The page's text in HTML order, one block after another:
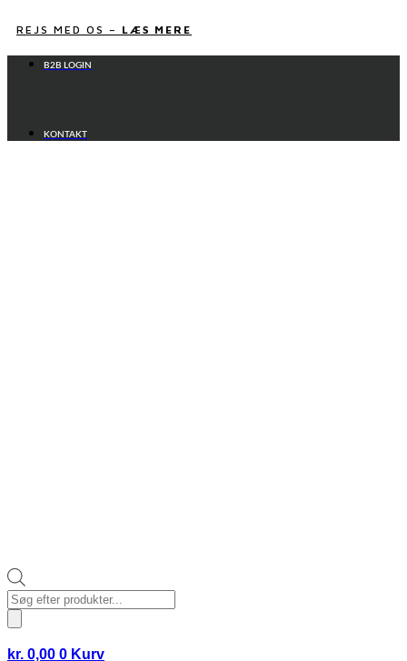
tilREJS MED OS – LÆS MERE
B2B LOGIN
KONTAKT
Products
search
kr. 0,00 0 Kurv